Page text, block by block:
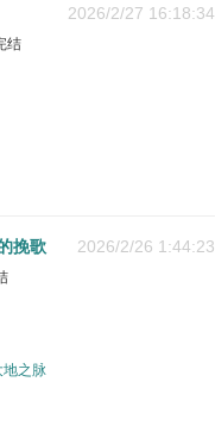
2026/2/27 16:18:34
结
2026/2/26 1:44:23
挽歌
地之脉